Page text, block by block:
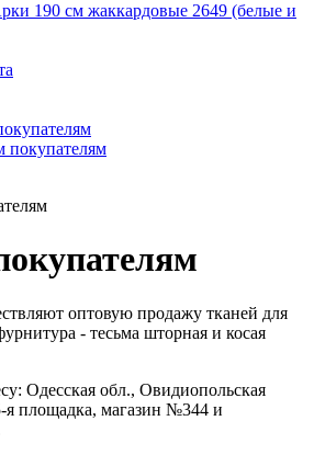
190 см жаккардовые 2649 (белые и
покупателям
оптовую продажу тканей для
- тесьма шторная и косая
Одесская обл., Овидиопольская
площадка, магазин №344 и